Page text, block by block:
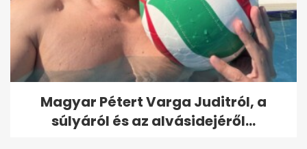
Magyar Pétert Varga Juditról, a
súlyáról és az alvásidejéről...